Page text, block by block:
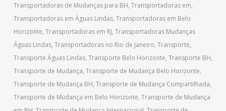
Transportadoras de Mudanças para BH, Transportadoras em,
Transportadoras em Águas Lindas, Transportadoras em Belo
Horizonte, Transportadoras em RJ, Transportadoras Mudanças
Águas Lindas, Transportadoras no Rio de Janeiro, Transporte,
Transporte Águas Lindas, Transporte Belo Horizonte, Transporte BH,
Transporte de Mudança, Transporte de Mudança Belo Horizonte,
Transporte de Mudança BH, Transporte de Mudança Compartilhada,
Transporte de Mudança em Belo Horizonte, Transporte de Mudança